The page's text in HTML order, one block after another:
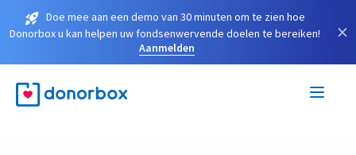
Doe mee aan een demo van 30 minuten om te zien hoe
Donorbox u kan helpen uw fondsenwervende doelen te bereiken!
Aanmelden
×